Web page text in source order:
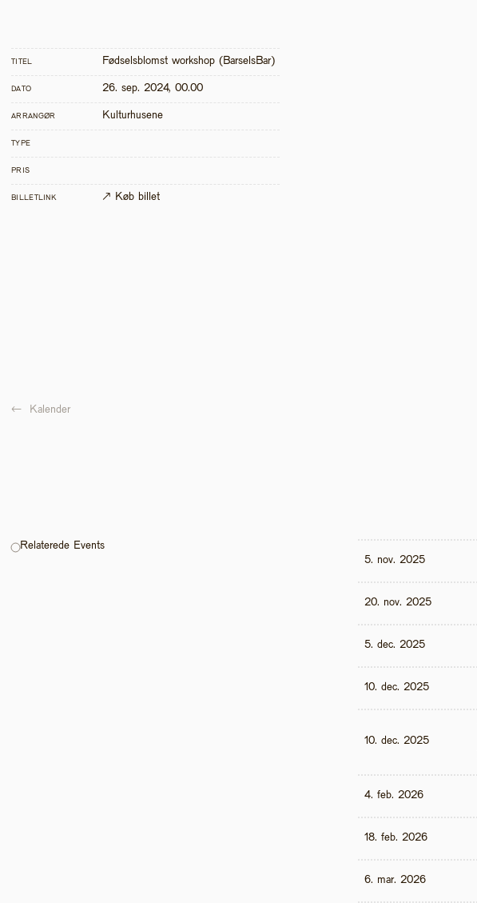
TITEL Fødselsblomst workshop (BarselsBar)
DATO 26. sep. 2024, 00.00
ARRANGØR Kulturhusene
TYPE
PRIS
BILLETLINK ↗ Køb billet
← Kalender
Relaterede Events
5. nov. 2025
20. nov. 2025
5. dec. 2025
10. dec. 2025
10. dec. 2025
4. feb. 2026
18. feb. 2026
6. mar. 2026